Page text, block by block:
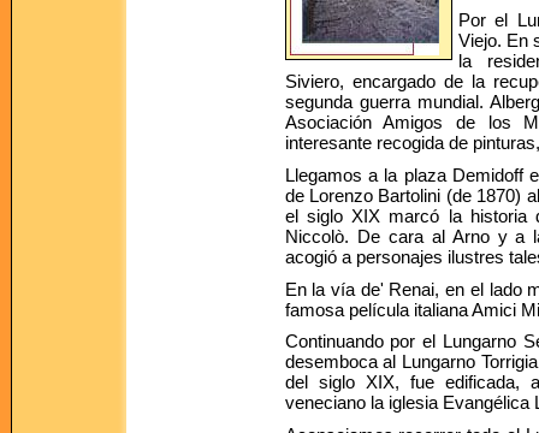
Por el
Viejo. En
la
Siviero, encargado de la
segunda guerra mundial.
Asociación Amigos de los
interesante recogida de
Llegamos a la plaza Demidoff
de Lorenzo Bartolini (de 1870)
el siglo XIX marcó la historia
Niccolò. De cara al Arno y a
acogió a personajes ilustres
En la vía de' Renai, en el lado
famosa película italiana Amici
Continuando por el Lungarno
desemboca al Lungarno
del siglo XIX, fue edificada,
veneciano la iglesia Evangélica